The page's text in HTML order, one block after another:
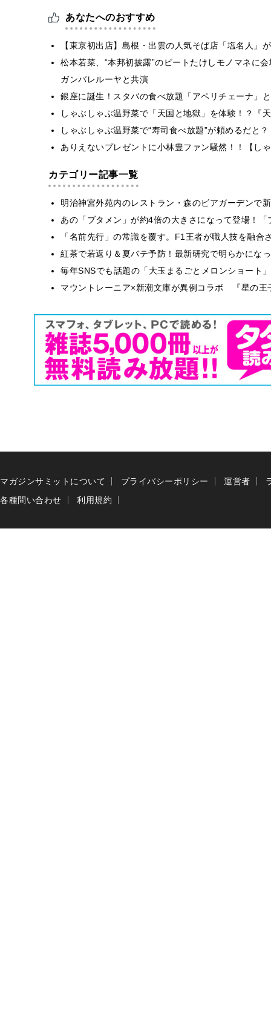
あなたへのおすすめ
【東京初出店】島根・出雲の人気そば店「塩名人」
松本若菜、“本邦初披露”のビートたけしモノマネに
ガンバレルーヤと共演
銀座に誕生！スタバの食べ放題「アペリチェーナ」
しゃぶしゃぶ温野菜で「天国と地獄」を体験！？『
しゃぶしゃぶ温野菜で“寿司食べ放題”が頼めるだと
ありえないプレゼントに小林豊ファン騒然！！【し
カテゴリー記事一覧
明治神宮外苑内のレストラン・森のビアガーデンで
あの「ブタメン」が約4倍の大きさになって登場！
「名前先行」の常識を覆す。F1王者が職人技を融
紅茶で若返り＆夏バテ予防！最新研究で明らかにな
毎年SNSでも話題の「大玉まるごとメロンショート
マウントレーニア×新潮文庫が異例コラボ 『星の
マガジンサミットについて プライバシーポリシー 運営者
各種問い合わせ
利用規約